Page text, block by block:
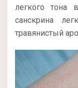
легкого тона
санскрина
травянистый